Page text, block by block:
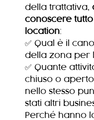
della trattativa,
conoscere tutto
location:
✅ Qual è il
della zona per
✅ Quante
chiuso o
nello stesso
stati altri
Perché hanno